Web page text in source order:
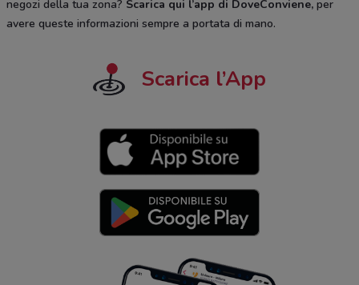
negozi della tua zona? Scarica qui l’app di DoveConviene, per
avere queste informazioni sempre a portata di mano.
Scarica l’App